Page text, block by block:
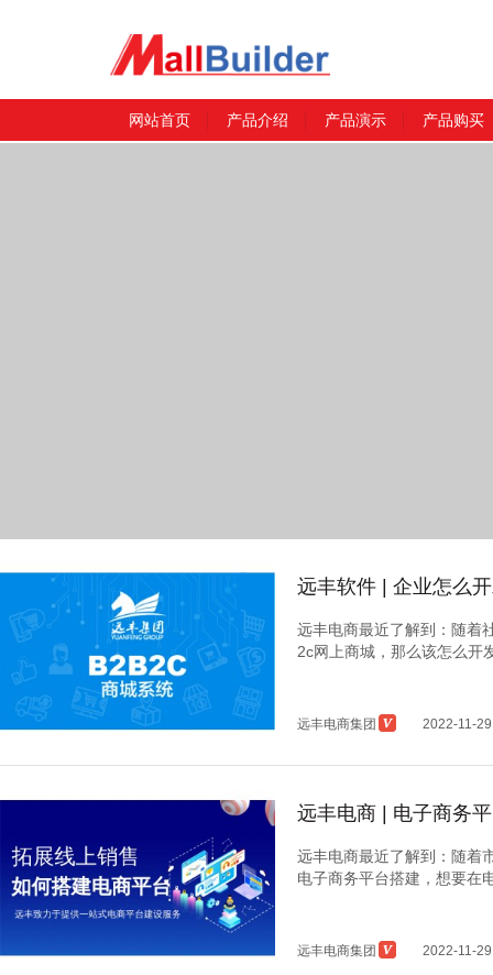
网站首页 产品介绍 产品演示 产品购买
远丰软件 | 企业怎么
远丰电商最近了解到：随着
2c网上商城，那么该怎么开
远丰电商集团 2022-11-29
远丰电商 | 电子商务
远丰电商最近了解到：随着
电子商务平台搭建，想要在
远丰电商集团 2022-11-29